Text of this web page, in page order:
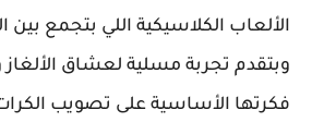
الألعاب الكلاسيكية اللي بتجمع بين
وبتقدم تجربة مسلية لعشاق
فكرتها الأساسية على تصويب